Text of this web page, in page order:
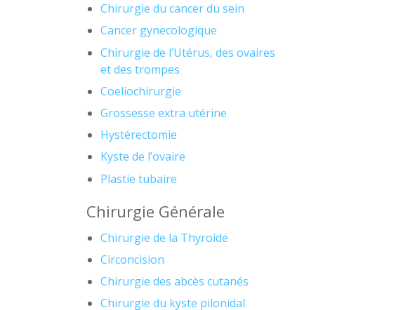
Chirurgie du cancer du sein
Cancer gynecologique
Chirurgie de l’Utérus, des ovaires
et des trompes
Coeliochirurgie
Grossesse extra utérine
Hystérectomie
Kyste de l’ovaire
Plastie tubaire
Chirurgie Générale
Chirurgie de la Thyroide
Circoncision
Chirurgie des abcès cutanés
Chirurgie du kyste pilonidal